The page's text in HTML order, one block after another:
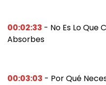
00:02:33 - No Es Lo Que
Absorbes
00:03:03 - Por Qué